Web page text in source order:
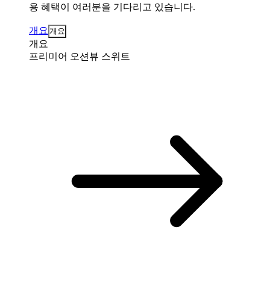
용 혜택이 여러분을 기다리고 있습니다.
개요 개요
개요
프리미어 오션뷰 스위트